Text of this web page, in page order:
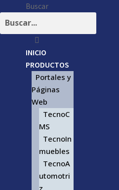
Buscar
INICIO
PRODUCTOS
Portales y
Páginas
Web
TecnoC
MS
TecnoIn
muebles
TecnoA
utomotri